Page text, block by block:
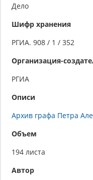
Дело
Шифр хранения
РГИА. 908 / 1 / 352
Организация-
РГИА
Описи
Архив графа Петра
Объем
194 листа
Автор